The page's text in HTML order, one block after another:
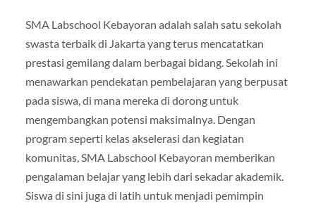
SMA Labschool Kebayoran adalah salah satu sekolah
swasta terbaik di Jakarta yang terus mencatatkan
prestasi gemilang dalam berbagai bidang. Sekolah ini
menawarkan pendekatan pembelajaran yang berpusat
pada siswa, di mana mereka di dorong untuk
mengembangkan potensi maksimalnya. Dengan
program seperti kelas akselerasi dan kegiatan
komunitas, SMA Labschool Kebayoran memberikan
pengalaman belajar yang lebih dari sekadar akademik.
Siswa di sini juga di latih untuk menjadi pemimpin